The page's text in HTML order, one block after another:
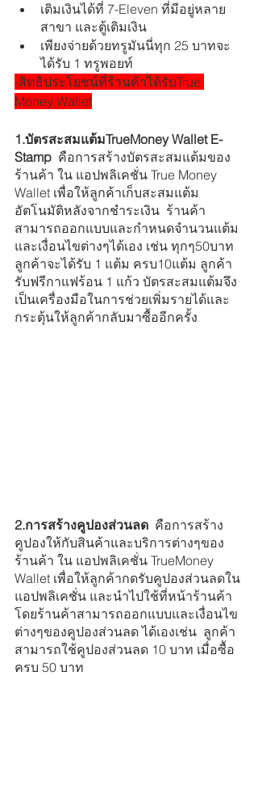
เติมเงินได้ที่ 7-Eleven ที่มีอยู่หลาย
สาขา และตู้เติมเงิน
เพียงจ่ายด้วยทรูมันนี่ทุก 25 บาทจะ
ได้รับ 1 ทรูพอยท์
-สิทธิประโยชน์ที่ร้านค้าได้รับTrue
Money Wallet
1.บัตรสะสมแต้มTrueMoney Wallet E-
Stamp คือการสร้างบัตรสะสมแต้มของ
ร้านค้า ใน แอปพลิเคชั่น True Money
Wallet เพื่อให้ลูกค้าเก็บสะสมแต้ม
อัตโนมัติหลังจากชำระเงิน  ร้านค้า
สามารถออกแบบและกำหนดจำนวนแต้ม
และเงื่อนไขต่างๆได้เอง เช่น ทุกๆ50บาท
ลูกค้าจะได้รับ 1 แต้ม ครบ10แต้ม ลูกค้า
รับฟรีกาแฟร้อน 1 แก้ว บัตรสะสมแต้มจึง
เป็นเครื่องมือในการช่วยเพิ่มรายได้และ
กระตุ้นให้ลูกค้ากลับมาซื้ออีกครั้ง
2.การสร้างคูปองส่วนลด คือการสร้าง
คูปองให้กับสินค้าและบริการต่างๆของ
ร้านค้า ใน แอปพลิเคชั่น TrueMoney
Wallet เพื่อให้ลูกค้ากดรับคูปองส่วนลดใน
แอปพลิเคชั่น และนำไปใช้ที่หน้าร้านค้า
โดยร้านค้าสามารถออกแบบและเงื่อนไข
ต่างๆของคูปองส่วนลด ได้เองเช่น  ลูกค้า
สามารถใช้คูปองส่วนลด 10 บาท เมื่อซื้อ
ครบ 50 บาท